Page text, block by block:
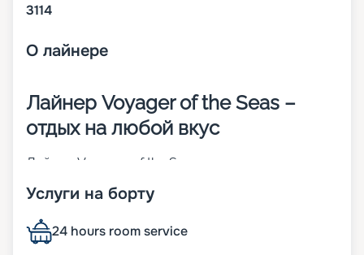
3114
О лайнере
Лайнер Voyager of the Seas –
отдых на любой вкус
Лайнер Voyager of the Seas – родоначальник
году в Финляндии. На момент спуска на воду он
нем впервые появился крытый куполом
променад протяженностью 3/4 длины судна.
Услуги на борту
24 hours room service